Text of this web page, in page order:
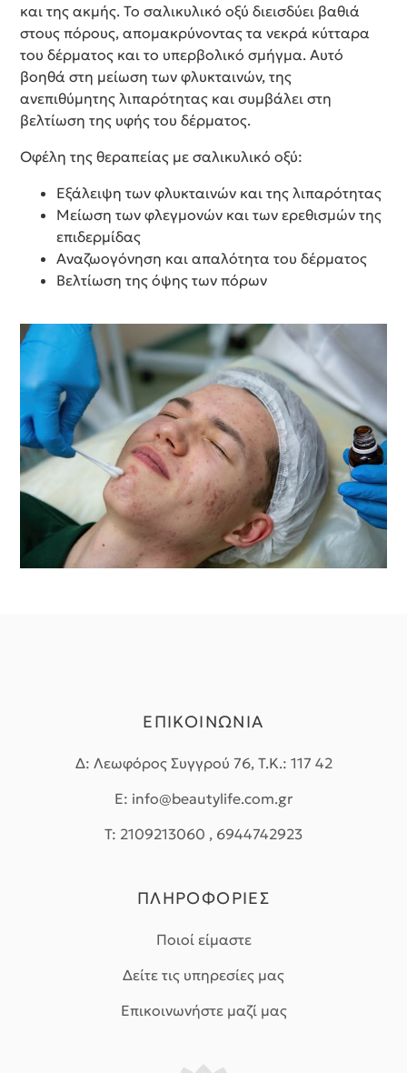
και της ακμής. Το σαλικυλικό οξύ διεισδύει βαθιά
στους πόρους, απομακρύνοντας τα νεκρά κύτταρα
του δέρματος και το υπερβολικό σμήγμα. Αυτό
βοηθά στη μείωση των φλυκταινών, της
ανεπιθύμητης λιπαρότητας και συμβάλει στη
βελτίωση της υφής του δέρματος.
Οφέλη της θεραπείας με σαλικυλικό οξύ:
Εξάλειψη των φλυκταινών και της λιπαρότητας
Μείωση των φλεγμονών και των ερεθισμών της
επιδερμίδας
Αναζωογόνηση και απαλότητα του δέρματος
Βελτίωση της όψης των πόρων
ΕΠΙΚΟΙΝΩΝΙΑ
Δ: Λεωφόρος Συγγρού 76, Τ.Κ.: 117 42
E: info@beautylife.com.gr
T: 2109213060 , 6944742923
ΠΛΗΡΟΦΟΡΙΕΣ
Ποιοί είμαστε
Δείτε τις υπηρεσίες μας
Επικοινωνήστε μαζί μας